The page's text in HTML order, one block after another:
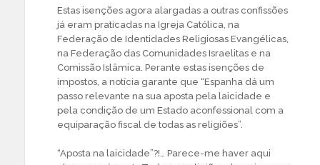
Estas isenções agora alargadas a outras confissões
já eram praticadas na Igreja Católica, na
Federação de Identidades Religiosas Evangélicas,
na Federação das Comunidades Israelitas e na
Comissão Islâmica. Perante estas isenções de
impostos, a notícia garante que “Espanha dá um
passo relevante na sua aposta pela laicidade e
pela condição de um Estado aconfessional com a
equiparação fiscal de todas as religiões”.
“Aposta na laicidade”?!… Parece-me haver aqui